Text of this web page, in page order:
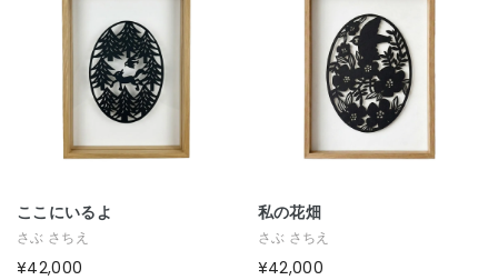
ここにいるよ
さぶ さちえ
¥42,000
私の花畑
さぶ さちえ
¥42,000